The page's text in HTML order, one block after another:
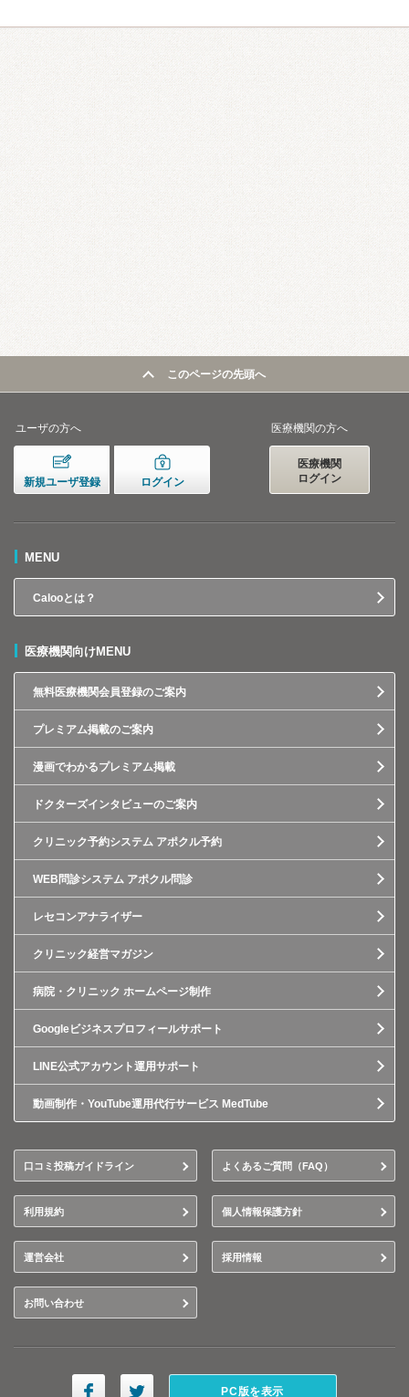
このページの先頭へ
ユーザの方へ
新規ユーザ登録 ログイン
医療機関の方へ
医療機関
ログイン
MENU
Calooとは？
医療機関向けMENU
無料医療機関会員登録のご案内
プレミアム掲載のご案内
漫画でわかるプレミアム掲載
ドクターズインタビューのご案内
クリニック予約システム アポクル予約
WEB問診システム アポクル問診
レセコンアナライザー
クリニック経営マガジン
病院・クリニック ホームページ制作
Googleビジネスプロフィールサポート
LINE公式アカウント運用サポート
動画制作・YouTube運用代行サービス MedTube
口コミ投稿ガイドライン よくあるご質問（FAQ）
利用規約 個人情報保護方針
運営会社 採用情報
お問い合わせ
PC版を表示